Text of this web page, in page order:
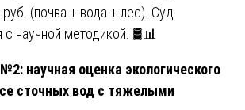
(почва + вода + лес). Суд
с научной методикой. 🛢️📊
научная оценка экологического
сточных вод с тяжелыми